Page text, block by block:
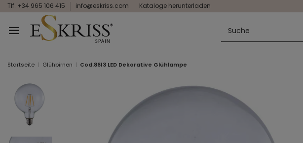
Tlf. +34 965 106 415 info@eskriss.com Kataloge herunterladen
Startseite Glühbirnen Cod.8613 LED Dekorative Glühlampe